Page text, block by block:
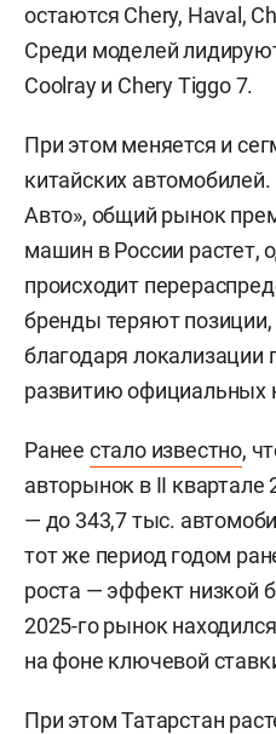
остаются Chery, Haval,
Среди моделей
Coolray и Chery Tiggo 7.
При этом меняется и
китайских
Авто», общий рынок
машин в России растет,
происходит
бренды теряют
благодаря локализации
развитию официальных
Ранее стало известно,
авторынок в II квартале
— до 343,7 тыс.
тот же период годом
роста — эффект низкой
2025-го рынок
на фоне ключевой
При этом Татарстан